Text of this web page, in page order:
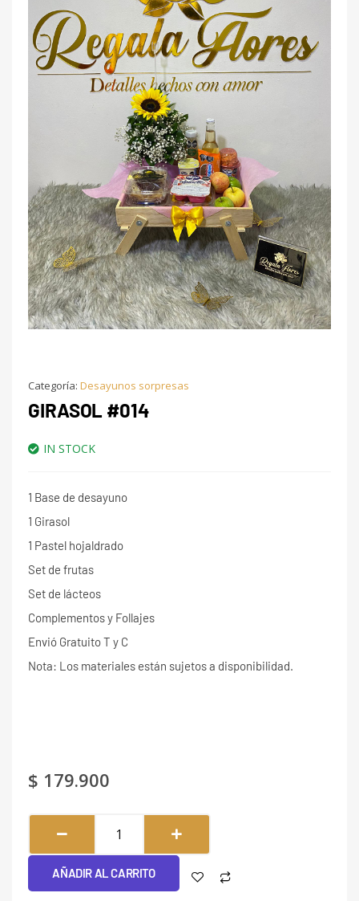
Categoría: Desayunos sorpresas
GIRASOL #014
IN STOCK
1 Base de desayuno
1 Girasol
1 Pastel hojaldrado
Set de frutas
Set de lácteos
Complementos y Follajes
Envió Gratuito T y C
Nota: Los materiales están sujetos a disponibilidad.
$ 179.900
#014
cantidad
AÑADIR AL CARRITO